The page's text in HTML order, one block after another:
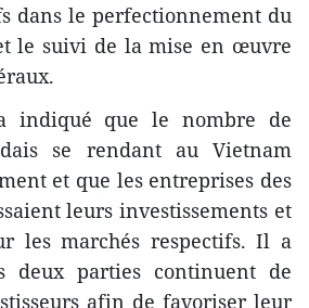
dans le perfectionnement du
le suivi de la mise en œuvre
indiqué que le nombre de
se rendant au Vietnam
et que les entreprises des
leurs investissements et
les marchés respectifs. Il a
deux parties continuent de
afin de favoriser leur